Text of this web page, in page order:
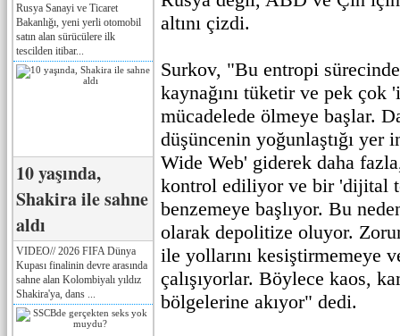
Rusya Sanayi ve Ticaret
Bakanlığı, yeni yerli otomobil
satın alan sürücülere ilk
tescilden itibar...
10 yaşında,
Shakira ile sahne
aldı
VIDEO// 2026 FIFA Dünya
Kupası finalinin devre arasında
sahne alan Kolombiyalı yıldız
Shakira'ya, dans ...
altını çizdi.
Surkov, "Bu entropi
kaynağını tüketir ve pek çok
mücadelede ölmeye başlar.
düşüncenin yoğunlaştığı yer
Wide Web' giderek daha
kontrol ediliyor ve bir 'dijital
benzemeye başlıyor. Bu
olarak depolitize oluyor.
ile yollarını kesiştirmemeye
çalışıyorlar. Böylece kaos,
bölgelerine akıyor" dedi.